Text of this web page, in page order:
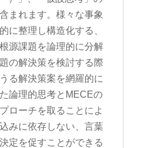
まれます。様々な事象
に整理し構造化する、
源課題を論理的に分解
の解決策を検討する際
る解決策案を網羅的に
論理的思考とMECEの
ローチを取ることによ
みに依存しない、言葉
定を促すことができる